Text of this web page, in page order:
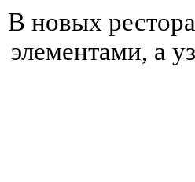
В новых
элементами, а